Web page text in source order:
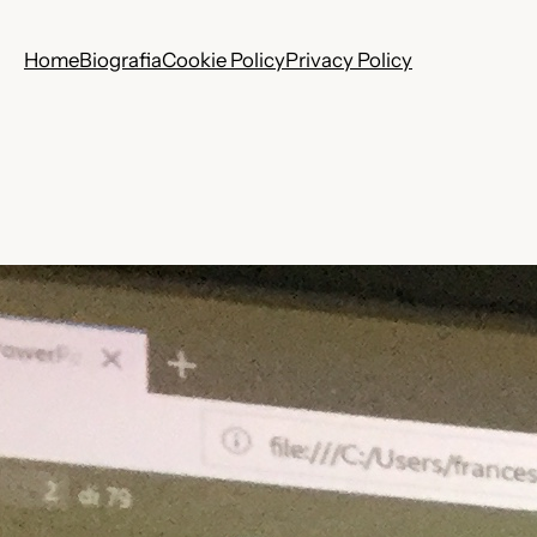
HomeBiografiaCookie PolicyPrivacy Policy